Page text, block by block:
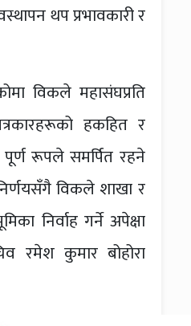
थप प्रभावकारी र
विकले महासंघप्रति
हकहित र
रूपले समर्पित रहने
विकले शाखा र
निर्वाह गर्ने अपेक्षा
रमेश कुमार बोहोरा